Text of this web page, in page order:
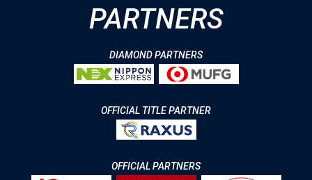
PARTNERS
DIAMOND PARTNERS
OFFICIAL TITLE PARTNER
OFFICIAL PARTNERS